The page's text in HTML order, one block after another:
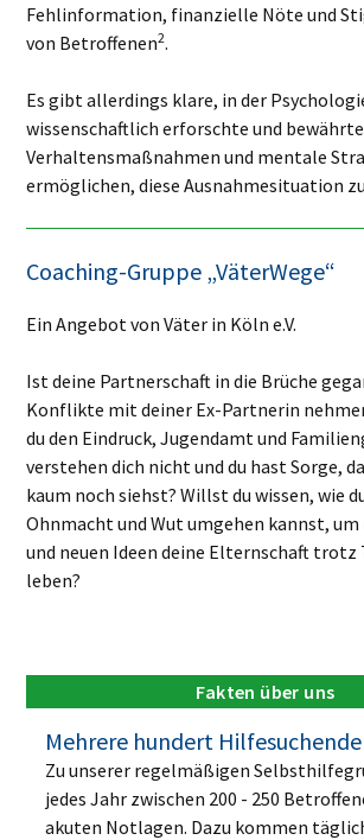
Fehlinformation, finanzielle Nöte und
von Betroffenen2.
Es gibt allerdings klare, in der
wissenschaftlich erforschte und bewährte
Verhaltensmaßnahmen und mentale
ermöglichen, diese Ausnahmesituation
Coaching-Gruppe „VäterWege“
Ein Angebot von Väter in Köln e.V.
Ist deine Partnerschaft in die Brüche
Konflikte mit deiner Ex-Partnerin
du den Eindruck, Jugendamt und
verstehen dich nicht und du hast Sorge,
kaum noch siehst? Willst du wissen, wie
Ohnmacht und Wut umgehen kannst,
und neuen Ideen deine Elternschaft trotz
leben?
Fakten über uns
Mehrere hundert
Zu unserer regelmäßigen
jedes Jahr zwischen 200 - 250
akuten Notlagen. Dazu kommen